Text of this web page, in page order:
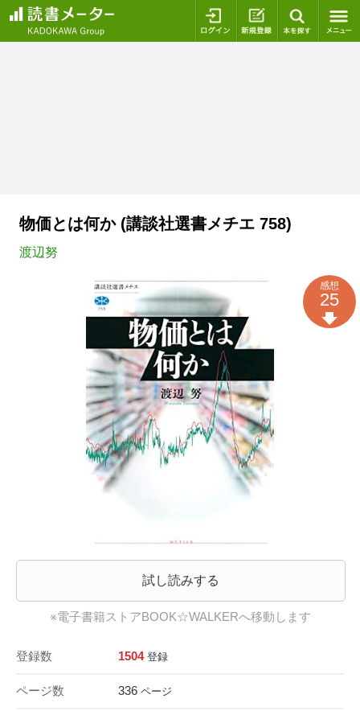
ログイン 新規登録
物価とは何か (講談社選書メチエ 758)
渡辺努
試し読みする
※電子書籍ストアBOOK☆WALKERへ移動します
登録数 1504 登録
ページ数 336 ページ
感想
25